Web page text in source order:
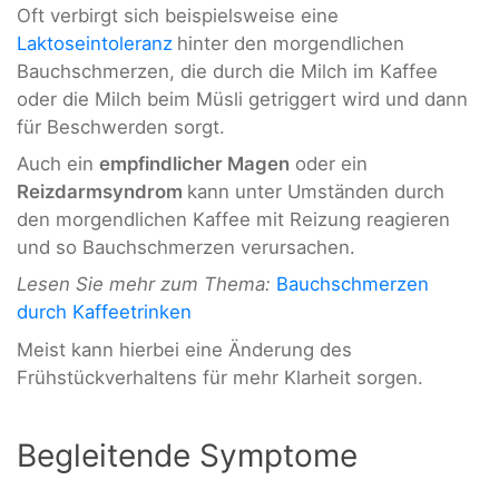
Oft verbirgt sich beispielsweise eine
Laktoseintoleranz hinter den morgendlichen
Bauchschmerzen, die durch die Milch im Kaffee
oder die Milch beim Müsli getriggert wird und dann
für Beschwerden sorgt.
Auch ein empfindlicher Magen oder ein
Reizdarmsyndrom kann unter Umständen durch
den morgendlichen Kaffee mit Reizung reagieren
und so Bauchschmerzen verursachen.
Lesen Sie mehr zum Thema: Bauchschmerzen
durch Kaffeetrinken
Meist kann hierbei eine Änderung des
Frühstückverhaltens für mehr Klarheit sorgen.
Begleitende Symptome